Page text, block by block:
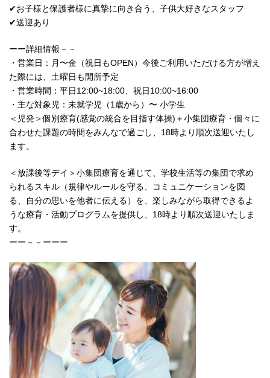
✔︎お子様と保護者様に真摯に向き合う、子供大好きなスタッフ
✔︎送迎あり
ーー詳細情報－－
・営業日：月〜金（祝日もOPEN）今後ご利用いただける方が増え
た際には、土曜日も開所予定
・営業時間：平日12:00~18:00、祝日10:00~16:00
・主な対象児：未就学児（1歳から）〜 小学生
＜児発＞個別療育(感覚の統合を目指す体操)＋小集団療育・個々に
合わせた課題の時間をみんなで過ごし、18時より順次送迎いたし
ます。
＜放課後等デイ＞小集団療育を通じて、学校生活等の集団で求め
られるスキル（規律やルールを守る、コミュニケーションを図
る、自分の思いを他者に伝える）を、楽しみながら取得できるよ
うな療育・活動プログラムを提供し、18時より順次送迎いたしま
す。
ーー－－ーーー